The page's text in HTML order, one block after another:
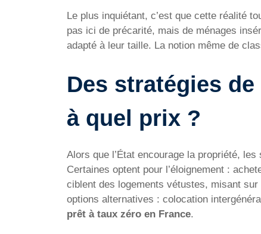
Le plus inquiétant, c’est que cette réalité
pas ici de précarité, mais de ménages
adapté à leur taille. La notion même de
Des stratégies
à quel prix ?
Alors que l’État encourage la propriété,
Certaines optent pour l’éloignement :
ciblent des logements vétustes, misant
options alternatives : colocation
prêt à taux zéro en France.